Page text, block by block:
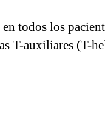
todos los
T-auxiliares (T-